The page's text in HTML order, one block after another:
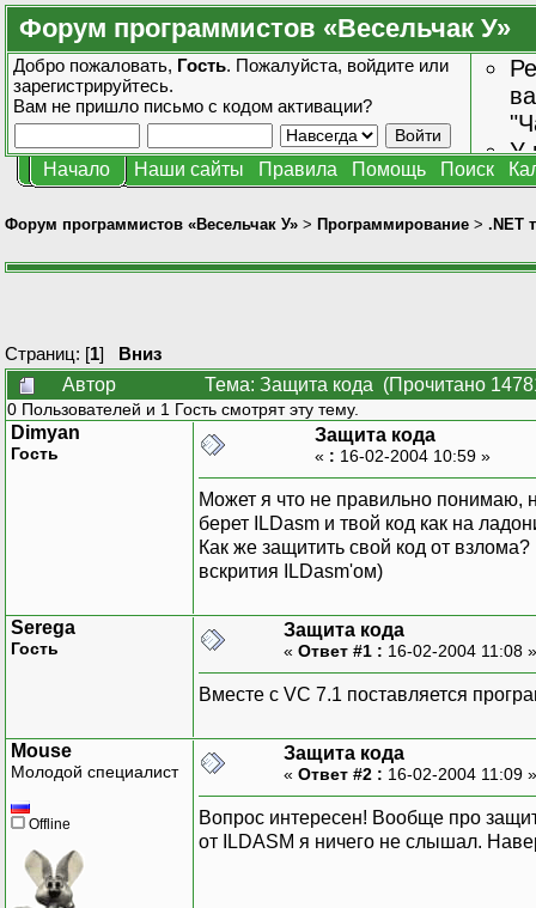
Форум программистов «Весельчак У»
Добро пожаловать, Гость. Пожалуйста, войдите или
зарегистрируйтесь.
Вам не пришло письмо с кодом активации?
У
Начало Наши сайты Правила Помощь Поиск
Форум программистов «Весельчак У» > Программирование > .NET
Страниц: [1] Вниз
Автор
Тема: Защита кода (Прочитано
0 Пользователей и 1 Гость смотрят эту тему.
Dimyan
Гость
Защита кода
« : 16-02-2004 10:59 »
Может я что не правильно понимаю,
берет ILDasm и твой код как на
Как же защитить свой код от
вскрития ILDasm'ом)
Serega
Гость
Защита кода
« Ответ #1 : 16-02-2004 11:08
Вместе с VC 7.1 поставляется
Mouse
Молодой специалист
Offline
Защита кода
« Ответ #2 : 16-02-2004 11:09
Вопрос интересен! Вообще про
от ILDASM я ничего не слышал.